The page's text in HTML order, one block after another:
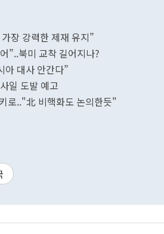
장 강력한 제재 유지”
”..북미 교착 길어지나?
대사 안간다”
일 도발 예고
로.."北 비핵화도 논의한듯"